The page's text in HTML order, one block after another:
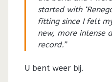
started with
fitting since I felt
new, more intense
record.”
U bent weer bij.